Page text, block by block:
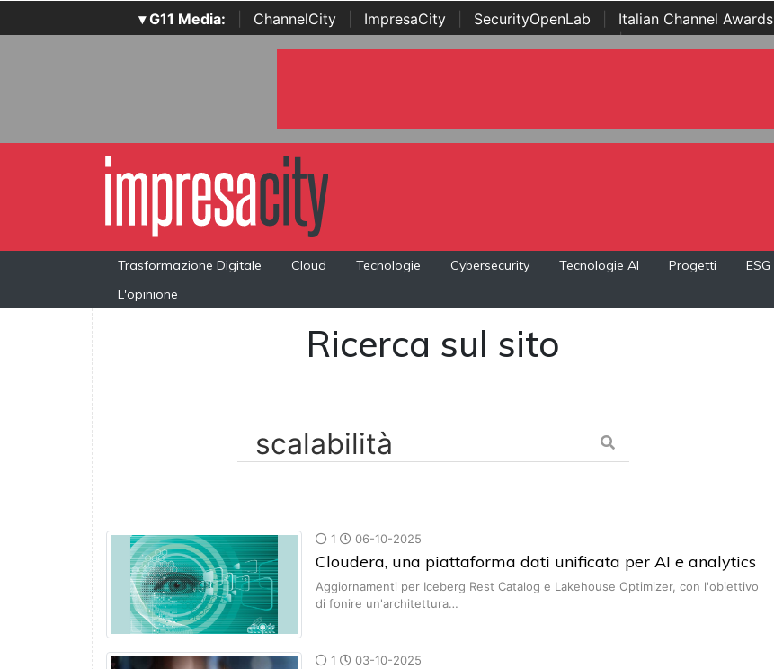
▾ G11 Media: ChannelCity ImpresaCity SecurityOpenLab Italian Channel Awards
Awards | ...
Trasformazione Digitale Cloud Tecnologie Cybersecurity Tecnologie AI Progetti ESG
L'opinione
Ricerca sul sito
1 06-10-2025
Cloudera, una piattaforma dati unificata per AI e analytics
Aggiornamenti per Iceberg Rest Catalog e Lakehouse Optimizer, con l'obiettivo
di fonire un'architettura…
1 03-10-2025